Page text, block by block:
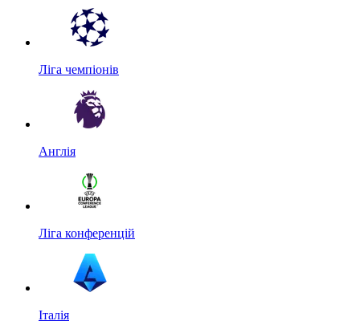
Ліга чемпіонів
Англія
Ліга конференцій
Італія